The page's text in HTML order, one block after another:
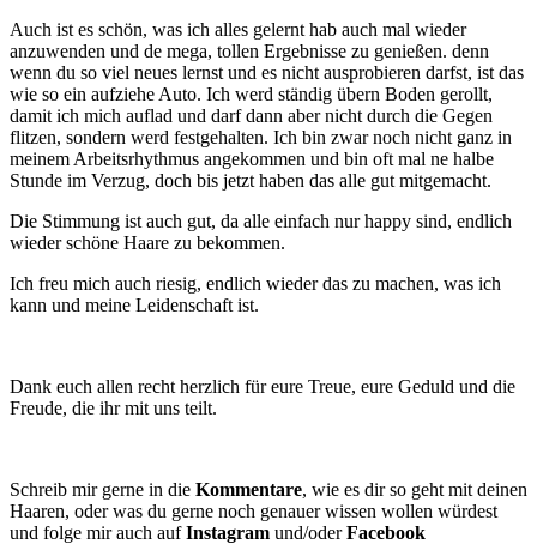
Auch ist es schön, was ich alles gelernt hab auch mal wieder
anzuwenden und de mega, tollen Ergebnisse zu genießen. denn
wenn du so viel neues lernst und es nicht ausprobieren darfst, ist das
wie so ein aufziehe Auto. Ich werd ständig übern Boden gerollt,
damit ich mich auflad und darf dann aber nicht durch die Gegen
flitzen, sondern werd festgehalten. Ich bin zwar noch nicht ganz in
meinem Arbeitsrhythmus angekommen und bin oft mal ne halbe
Stunde im Verzug, doch bis jetzt haben das alle gut mitgemacht.
Die Stimmung ist auch gut, da alle einfach nur happy sind, endlich
wieder schöne Haare zu bekommen.
Ich freu mich auch riesig, endlich wieder das zu machen, was ich
kann und meine Leidenschaft ist.
Dank euch allen recht herzlich für eure Treue, eure Geduld und die
Freude, die ihr mit uns teilt.
Schreib mir gerne in die Kommentare, wie es dir so geht mit deinen
Haaren, oder was du gerne noch genauer wissen wollen würdest
und folge mir auch aufInstagram und/oderFacebook